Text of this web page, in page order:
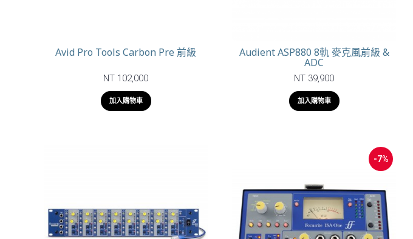
Avid Pro Tools Carbon Pre 前級
NT 102,000
加入購物車
Audient ASP880 8軌 麥克風前級 &
ADC
NT 39,900
加入購物車
-7%